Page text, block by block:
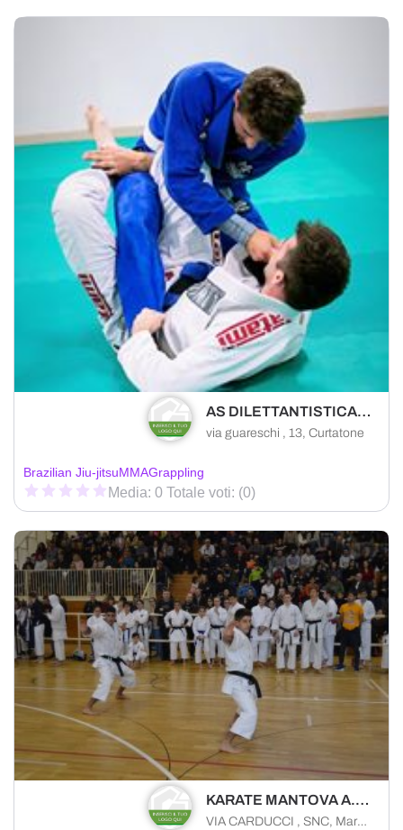
AS DILETTANTISTICA LOTTATORI MANTOVA
via guareschi , 13, Curtatone
Brazilian Jiu-jitsuMMAGrappling
Media: 0 Totale voti: (0)
KARATE MANTOVA A.S.DILETTANTISTICA
VIA CARDUCCI , SNC, Marmirolo